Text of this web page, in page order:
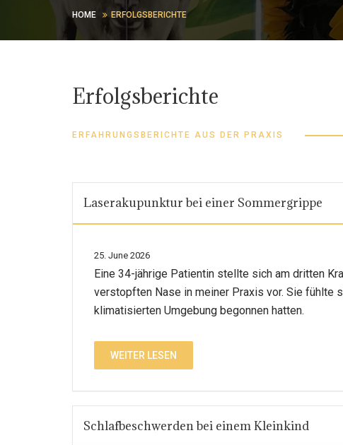
HOME ERFOLGSBERICHTE
Erfolgsberichte
ERFAHRUNGSBERICHTE AUS DER PRAXIS
Laserakupunktur bei einer Sommergrippe
25. June 2026
Eine 34-jährige Patientin stellte sich am dritten
verstopften Nase in meiner Praxis vor. Sie fühlte
klimatisierten Umgebung begonnen hatten.
WEITER LESEN
Schlafbeschwerden bei einem Kleinkind